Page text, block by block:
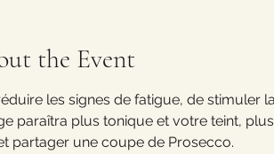
the Event
les signes de fatigue, de stimuler
paraîtra plus tonique et votre teint,
partager une coupe de Prosecco.